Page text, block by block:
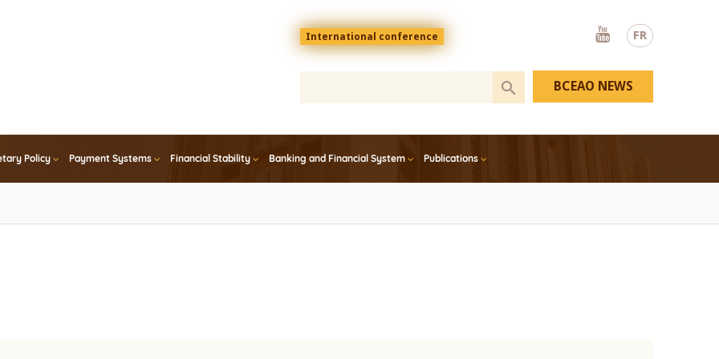
FR
Menu
top
En
International conference
Youtube
Policy Payment Systems Financial Stability Banking and Financial System Publications
BCEAO NEWS